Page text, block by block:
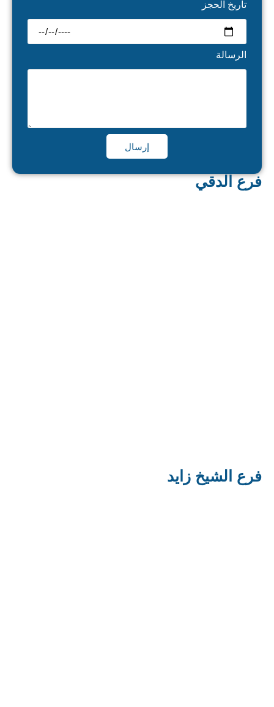
تاريخ الحجز
الرسالة
إرسال
فرع الدقي
فرع الشيخ زايد